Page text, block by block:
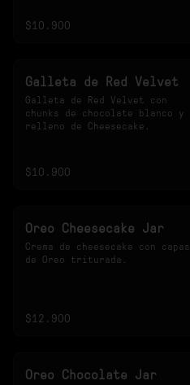
$10.900
Galleta de Red Velvet
Galleta de Red Velvet con
chunks de chocolate blanco y
relleno de Cheesecake.
$10.900
Oreo Cheesecake Jar
Crema de cheesecake con capas
de Oreo triturada.
$12.900
Oreo Chocolate Jar